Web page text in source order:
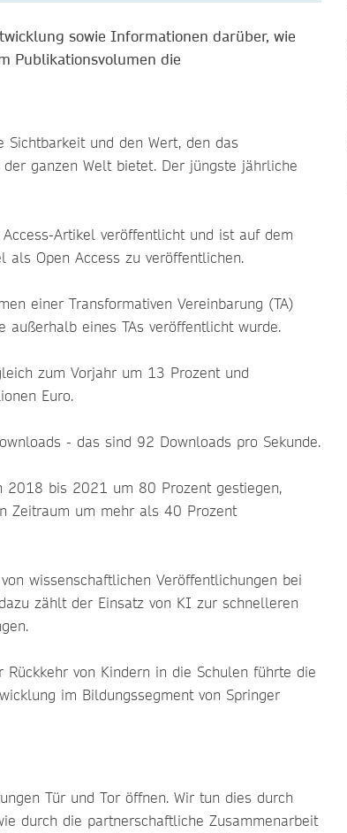
sowie Informationen darüber, wie
Publikationsvolumen die
Sichtbarkeit und den Wert, den das
ganzen Welt bietet. Der jüngste jährliche
Artikel veröffentlicht und ist auf dem
als Open Access zu veröffentlichen.
einer Transformativen Vereinbarung (TA)
eines TAs veröffentlicht wurde.
zum Vorjahr um 13 Prozent und
Euro.
- das sind 92 Downloads pro Sekunde.
2018 bis 2021 um 80 Prozent gestiegen,
Zeitraum um mehr als 40 Prozent
wissenschaftlichen Veröffentlichungen bei
zählt der Einsatz von KI zur schnelleren
von Kindern in die Schulen führte die
im Bildungssegment von Springer
Tür und Tor öffnen. Wir tun dies durch
durch die partnerschaftliche Zusammenarbeit